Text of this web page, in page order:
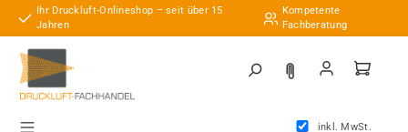
Zum Hauptinhalt springen
Ihr Druckluft-Onlineshop – seit über 15
Jahren
Kompetente
Fachberatung
inkl. MwSt.